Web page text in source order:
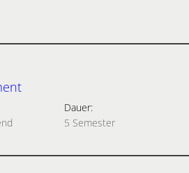
Dauer:
5 Semester